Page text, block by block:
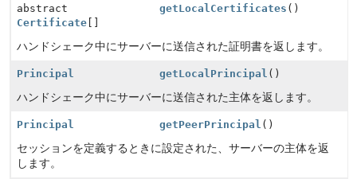
abstract
Certificate
getLocalCertificates ()
ハンドシェーク中にサーバーに送信された証明書を返します。
Principal getLocalPrincipal ()
ハンドシェーク中にサーバーに送信された主体を返します。
Principal getPeerPrincipal ()
セッションを定義するときに設定された、サーバーの主体を返
します。